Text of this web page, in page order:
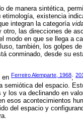
de manera sintética,
existencia
integran la categoría
las direcciones de
modo en que se llega a
también, los golpes
conminado, desde su
en Ferreiro Alemparte, 1968;
del espacio.
los va declinando en
esos acontecimientos
del espacio y